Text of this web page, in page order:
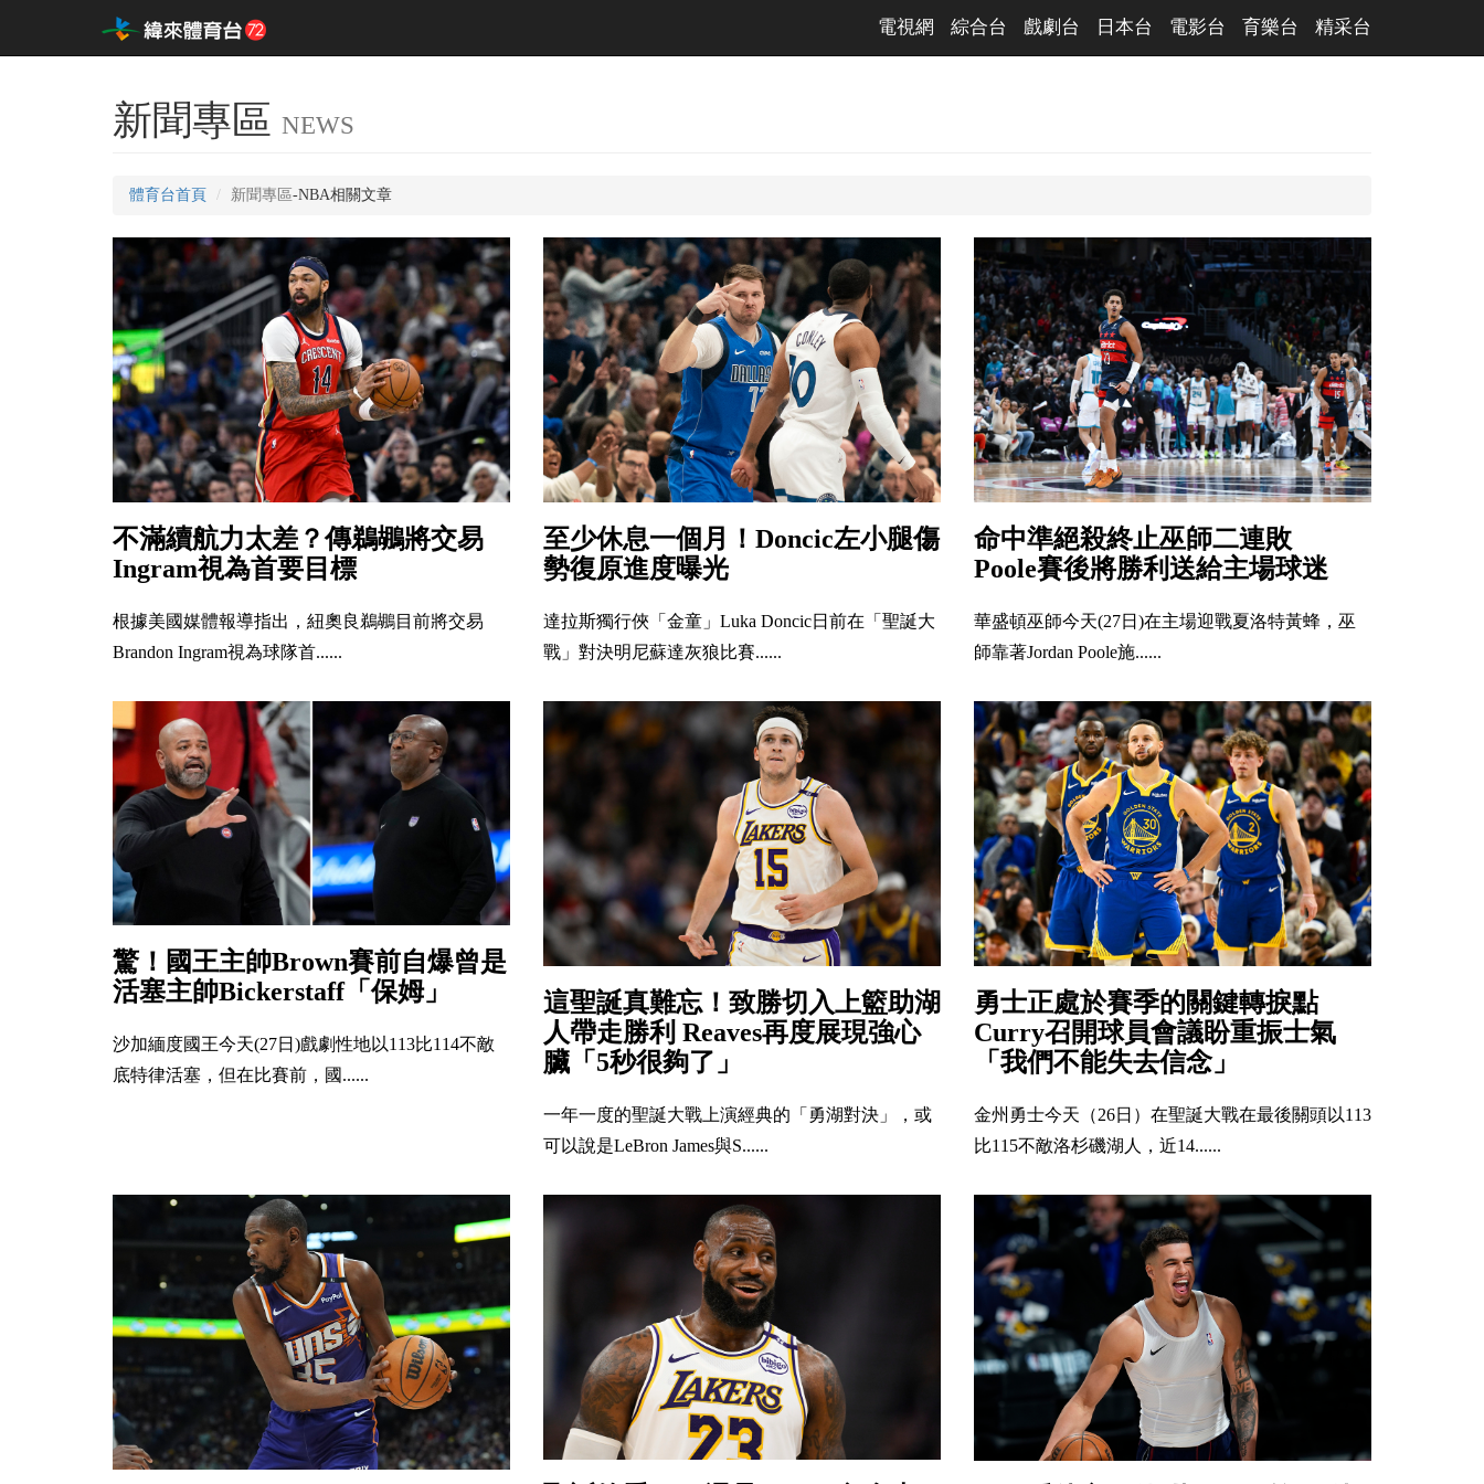
電視網 綜合台 戲劇台 日本台 電影台 育樂台 精采台
新聞專區 NEWS
體育台首頁 新聞專區-NBA相關文章
不滿續航力太差？傳鵜鶘將交易
Ingram視為首要目標
根據美國媒體報導指出，紐奧良鵜鶘目前將交易
Brandon Ingram視為球隊首......
至少休息一個月！Doncic左小腿傷
勢復原進度曝光
達拉斯獨行俠「金童」Luka Doncic日前在「聖誕大
戰」對決明尼蘇達灰狼比賽......
命中準絕殺終止巫師二連敗
Poole賽後將勝利送給主場球迷
華盛頓巫師今天(27日)在主場迎戰夏洛特黃蜂，巫
師靠著Jordan Poole施......
驚！國王主帥Brown賽前自爆曾是
活塞主帥Bickerstaff「保姆」
沙加緬度國王今天(27日)戲劇性地以113比114不敵
底特律活塞，但在比賽前，國......
這聖誕真難忘！致勝切入上籃助湖
人帶走勝利 Reaves再度展現強心
臟「5秒很夠了」
一年一度的聖誕大戰上演經典的「勇湖對決」，或
可以說是LeBron James與S......
勇士正處於賽季的關鍵轉捩點
Curry召開球員會議盼重振士氣
「我們不能失去信念」
金州勇士今天（26日）在聖誕大戰在最後關頭以113
比115不敵洛杉磯湖人，近14......